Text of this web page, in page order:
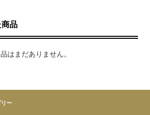
品
はまだありません。
リー